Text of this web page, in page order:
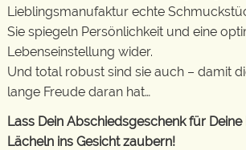
Lieblingsmanufaktur echte
Sie spiegeln Persönlichkeit und eine
Lebenseinstellung wider.
Und total robust sind sie auch – damit
lange Freude daran hat…
Lass Dein Abschiedsgeschenk für
Lächeln ins Gesicht zaubern!